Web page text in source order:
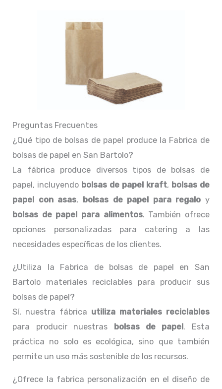
Preguntas Frecuentes
¿Qué tipo de bolsas de papel produce la Fabrica de
bolsas de papel en San Bartolo?
La fábrica produce diversos tipos de bolsas de
papel, incluyendo bolsas de papel kraft, bolsas de
papel con asas, bolsas de papel para regalo y
bolsas de papel para alimentos. También ofrece
opciones personalizadas para catering a las
necesidades específicas de los clientes.
¿Utiliza la Fabrica de bolsas de papel en San
Bartolo materiales reciclables para producir sus
bolsas de papel?
Sí, nuestra fábrica utiliza materiales reciclables
para producir nuestras bolsas de papel. Esta
práctica no solo es ecológica, sino que también
permite un uso más sostenible de los recursos.
¿Ofrece la fabrica personalización en el diseño de